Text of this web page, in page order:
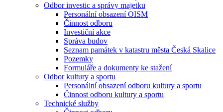
Odbor investic a správy majetku
Personální obsazení OISM
Činnost odboru
Investiční akce
Správa budov
Seznam památek v katastru města Česká Skalice
Pozemky
Formuláře a dokumenty ke stažení
Odbor kultury a sportu
Personální obsazení odboru kultury a sportu
Činnost odboru kultury a sportu
Technické služby